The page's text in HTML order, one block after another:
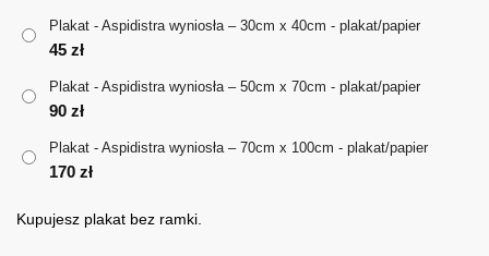
Plakat - Aspidistra wyniosła – 30cm x 40cm - plakat/papier
45 zł
Plakat - Aspidistra wyniosła – 50cm x 70cm - plakat/papier
90 zł
Plakat - Aspidistra wyniosła – 70cm x 100cm - plakat/papier
170 zł
Kupujesz plakat bez ramki.